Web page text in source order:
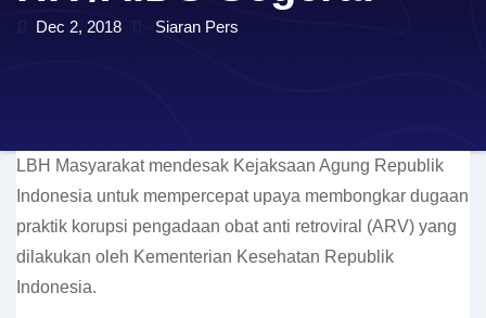
Dec 2, 2018 Siaran Pers
LBH Masyarakat mendesak Kejaksaan Agung Republik
Indonesia untuk mempercepat upaya membongkar dugaan
praktik korupsi pengadaan obat anti retroviral (ARV) yang
dilakukan oleh Kementerian Kesehatan Republik
Indonesia.